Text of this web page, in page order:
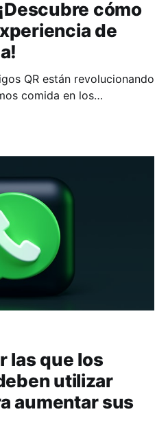
cómo
de
QR están revolucionando
comida en los
las que los
utilizar
aumentar sus